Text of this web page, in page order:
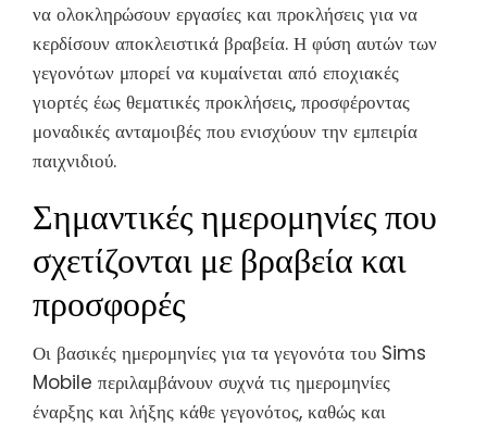
να ολοκληρώσουν εργασίες και προκλήσεις για να
κερδίσουν αποκλειστικά βραβεία. Η φύση αυτών των
γεγονότων μπορεί να κυμαίνεται από εποχιακές
γιορτές έως θεματικές προκλήσεις, προσφέροντας
μοναδικές ανταμοιβές που ενισχύουν την εμπειρία
παιχνιδιού.
Σημαντικές ημερομηνίες που
σχετίζονται με βραβεία και
προσφορές
Οι βασικές ημερομηνίες για τα γεγονότα του Sims
Mobile περιλαμβάνουν συχνά τις ημερομηνίες
έναρξης και λήξης κάθε γεγονότος, καθώς και